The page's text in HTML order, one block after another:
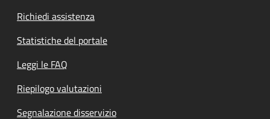
Richiedi assistenza
Statistiche del portale
Leggi le FAQ
Riepilogo valutazioni
Segnalazione disservizio